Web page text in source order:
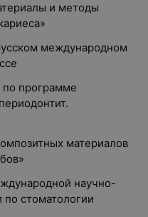
и методы
международном
программе
материалов
научно-
стоматологии